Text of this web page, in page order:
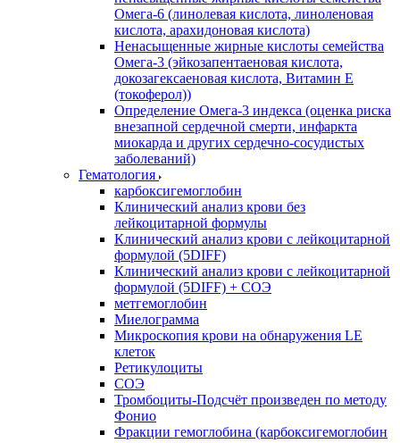
Омега-6 (линолевая кислота, линоленовая
кислота, арахидоновая кислота)
Ненасыщенные жирные кислоты семейства
Омега-3 (эйкозапентаеновая кислота,
докозагексаеновая кислота, Витамин E
(токоферол))
Определение Омега-3 индекса (оценка риска
внезапной сердечной смерти, инфаркта
миокарда и других сердечно-сосудистых
заболеваний)
Гематология
карбоксигемоглобин
Клинический анализ крови без
лейкоцитарной формулы
Клинический анализ крови с лейкоцитарной
формулой (5DIFF)
Клинический анализ крови с лейкоцитарной
формулой (5DIFF) + СОЭ
метгемоглобин
Миелограмма
Микроскопия крови на обнаружения LE
клеток
Ретикулоциты
СОЭ
Тромбоциты-Подсчёт произведен по методу
Фонио
Фракции гемоглобина (карбоксигемоглобин